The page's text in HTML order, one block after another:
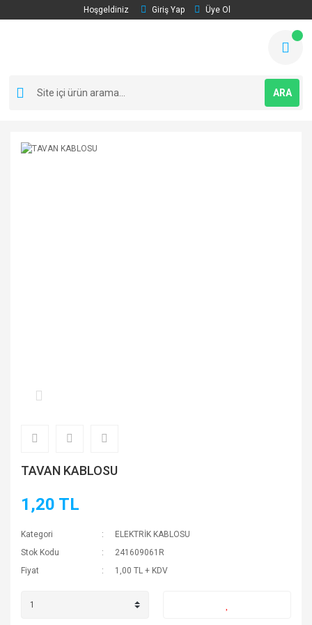
Hoşgeldiniz Giriş Yap Üye Ol
ARA
TAVAN KABLOSU
1,20 TL
Kategori
ELEKTRİK KABLOSU
Stok Kodu
241609061R
Fiyat
1,00 TL + KDV